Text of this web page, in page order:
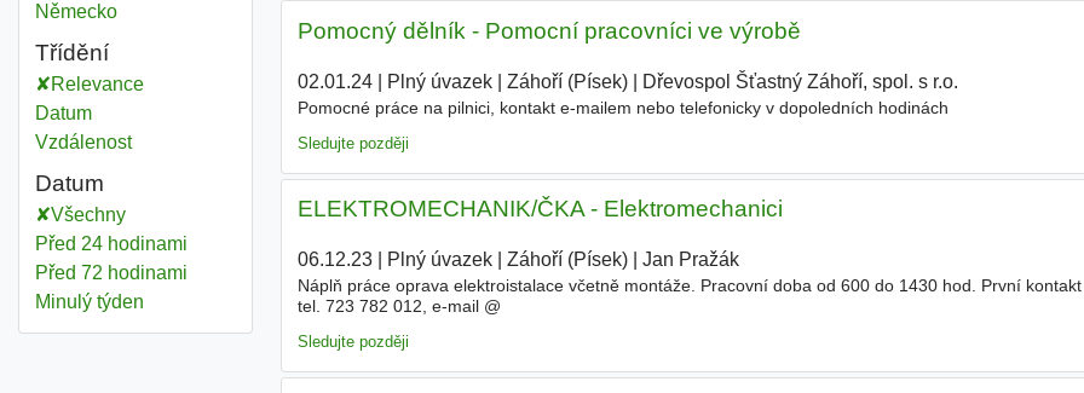
Německo
Třídění
Relevance
Datum
Vzdálenost
Datum
Všechny
Před 24 hodinami
Před 72 hodinami
Minulý týden
Pomocný dělník - Pomocní pracovníci ve výrobě
02.01.24| Plný úvazek| Záhoří (Písek)| Dřevospol Šťastný Záhoří, spol. s r.o.
Pomocné práce na pilnici, kontakt e-mailem nebo telefonicky v dopoledních hodinách
Sledujte později
ELEKTROMECHANIK/ČKA - Elektromechanici
06.12.23| Plný úvazek| Záhoří (Písek)| Jan Pražák|
Náplň práce oprava elektroistalace včetně montáže. Pracovní doba od 600 do 1430 hod. První
tel. 723 782 012, e-mail @
Sledujte později